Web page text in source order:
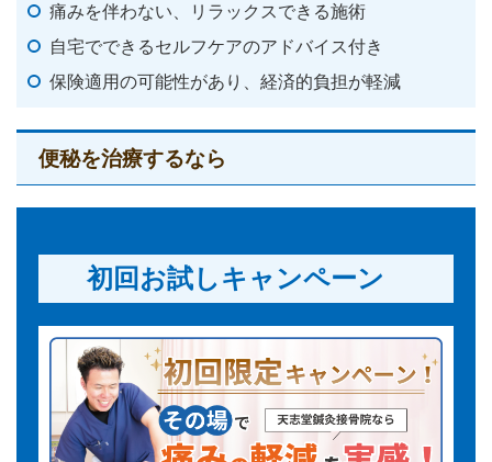
痛みを伴わない、リラックスできる施術
自宅でできるセルフケアのアドバイス付き
保険適用の可能性があり、経済的負担が軽減
便秘を治療するなら
初回お試しキャンペーン